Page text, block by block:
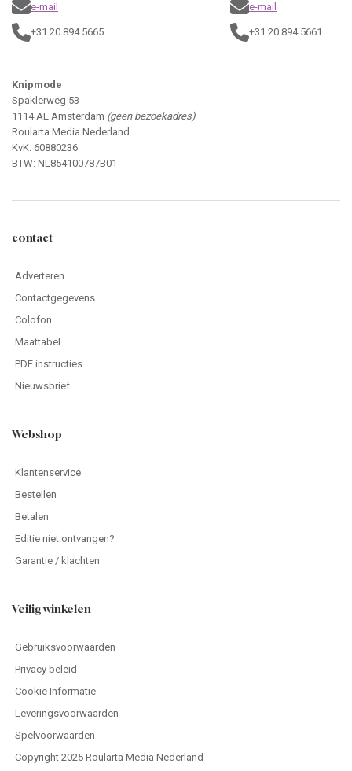
e-mail
+31 20 894 5665
e-mail
+31 20 894 5661
Knipmode
Spaklerweg 53
1114 AE Amsterdam (geen bezoekadres)
Roularta Media Nederland
KvK: 60880236
BTW: NL854100787B01
contact
Adverteren
Contactgegevens
Colofon
Maattabel
PDF instructies
Nieuwsbrief
Webshop
Klantenservice
Bestellen
Betalen
Editie niet ontvangen?
Garantie / klachten
Veilig winkelen
Gebruiksvoorwaarden
Privacy beleid
Cookie Informatie
Leveringsvoorwaarden
Spelvoorwaarden
Copyright 2025 Roularta Media Nederland